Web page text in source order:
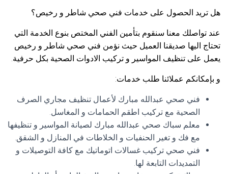
هل تريد الحصول على خدمات فني صحي شاطر و رخيص؟
عند تواصلك معنا سنقوم بتأمين الفني المختص بنوع الخدمة التي
تحتاج اليها صديقنا العميل حيث نؤمن فني صحي شاطر و رخيص
يعمل على تنظيف المواسير و تركيب الادوات الصحية بكل حرفية.
و بإمكانكم عملائنا طلب خدمات:
فني صحي عبدالله مبارك لأعمال تنظيف مجاري الصرف
الصحية مع تركيب اطقم الحمامات و المغاسل.
معلم سباك صحي عبدالله مبارك لصيانة المواسير و تنظيفها
مع فك و تغير الحنفيات و الخلاطات في المنازل و الشقق.
فني صحي تركيب غسالات اتوماتيك مع كافة التوصيلات و
التمديدات التابعة لها.